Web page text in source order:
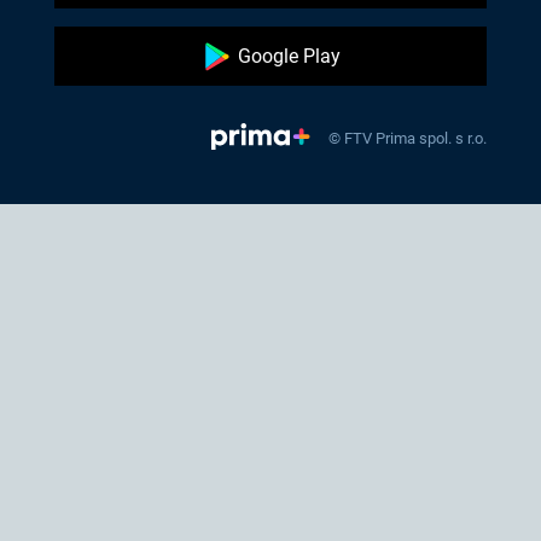
Google Play
© FTV Prima spol. s r.o.